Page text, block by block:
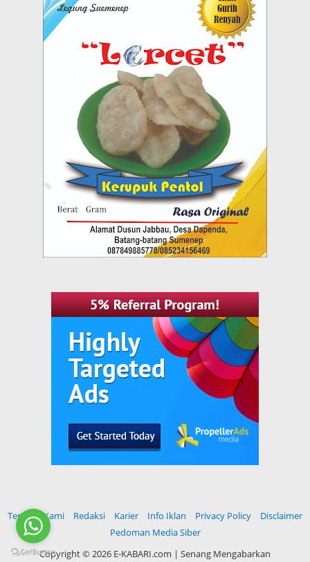
Tentang Kami Redaksi Karier Info Iklan Privacy Policy
Disclaimer
Pedoman Media Siber
Copyright ©2026 E-KABARI.com | Senang Mengabarkan